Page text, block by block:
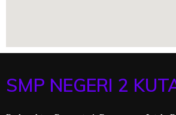
SMP NEGERI 2